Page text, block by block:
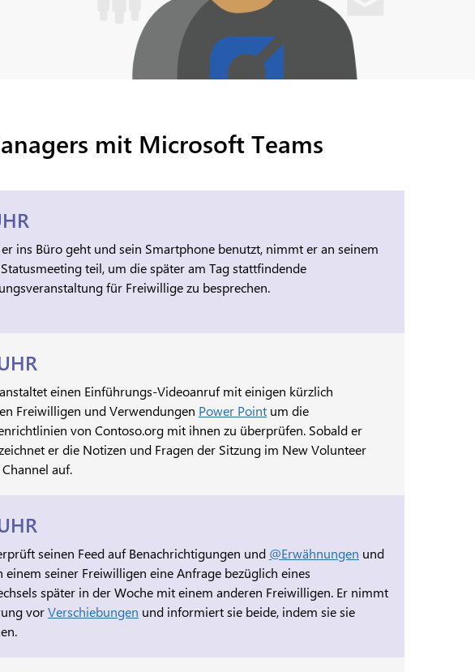
mit Microsoft Teams
ins Büro geht und sein Smartphone benutzt, nimmt er an seinem
teil, um die später am Tag stattfindende
für Freiwillige zu besprechen.
einen Einführungs-Videoanruf mit einigen kürzlich
Freiwilligen und Verwendungen Power Point um die
von Contoso.org mit ihnen zu überprüfen. Sobald er
er die Notizen und Fragen der Sitzung im New Volunteer
auf.
seinen Feed auf Benachrichtigungen und @Erwähnungen und
einem seiner Freiwilligen eine Anfrage bezüglich eines
später in der Woche mit einem anderen Freiwilligen. Er nimmt
vorVerschiebungen und informiert sie beide, indem sie sie